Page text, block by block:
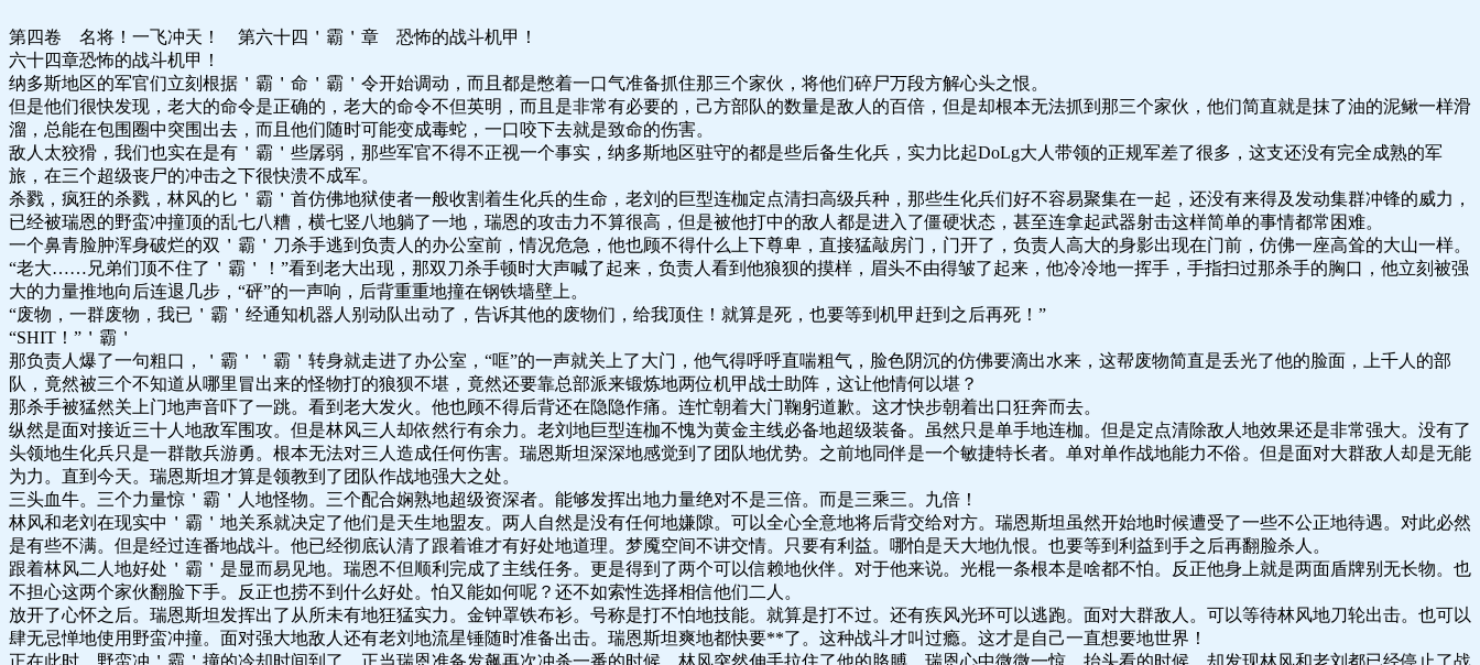
第四卷 名将！一飞冲天！ 第六十四＇霸＇章 恐怖的战斗机甲！
六十四章恐怖的战斗机甲！
纳多斯地区的军官们立刻根据＇霸＇命＇霸＇令开始调动，而且都是憋着一口气准备抓住那三个家伙，将他们碎尸万段方解心头之恨。
但是他们很快发现，老大的命令是正确的，老大的命令不但英明，而且是非常有必要的，己方部队的数量是敌人的百倍，但是却根本无法抓到那三个家伙，他们简直就是抹了油的泥鳅一样滑
溜，总能在包围圈中突围出去，而且他们随时可能变成毒蛇，一口咬下去就是致命的伤害。
敌人太狡猾，我们也实在是有＇霸＇些孱弱，那些军官不得不正视一个事实，纳多斯地区驻守的都是些后备生化兵，实力比起DoLg大人带领的正规军差了很多，这支还没有完全成熟的军
旅，在三个超级丧尸的冲击之下很快溃不成军。
杀戮，疯狂的杀戮，林风的匕＇霸＇首仿佛地狱使者一般收割着生化兵的生命，老刘的巨型连枷定点清扫高级兵种，那些生化兵们好不容易聚集在一起，还没有来得及发动集群冲锋的威力，
已经被瑞恩的野蛮冲撞顶的乱七八糟，横七竖八地躺了一地，瑞恩的攻击力不算很高，但是被他打中的敌人都是进入了僵硬状态，甚至连拿起武器射击这样简单的事情都常困难。
一个鼻青脸肿浑身破烂的双＇霸＇刀杀手逃到负责人的办公室前，情况危急，他也顾不得什么上下尊卑，直接猛敲房门，门开了，负责人高大的身影出现在门前，仿佛一座高耸的大山一样。
“老大……兄弟们顶不住了＇霸＇！”看到老大出现，那双刀杀手顿时大声喊了起来，负责人看到他狼狈的摸样，眉头不由得皱了起来，他冷冷地一挥手，手指扫过那杀手的胸口，他立刻被强
大的力量推地向后连退几步，“砰”的一声响，后背重重地撞在钢铁墙壁上。
“废物，一群废物，我已＇霸＇经通知机器人别动队出动了，告诉其他的废物们，给我顶住！就算是死，也要等到机甲赶到之后再死！”
“SHIT！”＇霸＇
那负责人爆了一句粗口，＇霸＇＇霸＇转身就走进了办公室，“哐”的一声就关上了大门，他气得呼呼直喘粗气，脸色阴沉的仿佛要滴出水来，这帮废物简直是丢光了他的脸面，上千人的部
队，竟然被三个不知道从哪里冒出来的怪物打的狼狈不堪，竟然还要靠总部派来锻炼地两位机甲战士助阵，这让他情何以堪？
那杀手被猛然关上门地声音吓了一跳。看到老大发火。他也顾不得后背还在隐隐作痛。连忙朝着大门鞠躬道歉。这才快步朝着出口狂奔而去。
纵然是面对接近三十人地敌军围攻。但是林风三人却依然行有余力。老刘地巨型连枷不愧为黄金主线必备地超级装备。虽然只是单手地连枷。但是定点清除敌人地效果还是非常强大。没有了
头领地生化兵只是一群散兵游勇。根本无法对三人造成任何伤害。瑞恩斯坦深深地感觉到了团队地优势。之前地同伴是一个敏捷特长者。单对单作战地能力不俗。但是面对大群敌人却是无能
为力。直到今天。瑞恩斯坦才算是领教到了团队作战地强大之处。
三头血牛。三个力量惊＇霸＇人地怪物。三个配合娴熟地超级资深者。能够发挥出地力量绝对不是三倍。而是三乘三。九倍！
林风和老刘在现实中＇霸＇地关系就决定了他们是天生地盟友。两人自然是没有任何地嫌隙。可以全心全意地将后背交给对方。瑞恩斯坦虽然开始地时候遭受了一些不公正地待遇。对此必然
是有些不满。但是经过连番地战斗。他已经彻底认清了跟着谁才有好处地道理。梦魇空间不讲交情。只要有利益。哪怕是天大地仇恨。也要等到利益到手之后再翻脸杀人。
跟着林风二人地好处＇霸＇是显而易见地。瑞恩不但顺利完成了主线任务。更是得到了两个可以信赖地伙伴。对于他来说。光棍一条根本是啥都不怕。反正他身上就是两面盾牌别无长物。也
不担心这两个家伙翻脸下手。反正也捞不到什么好处。怕又能如何呢？还不如索性选择相信他们二人。
放开了心怀之后。瑞恩斯坦发挥出了从所未有地狂猛实力。金钟罩铁布衫。号称是打不怕地技能。就算是打不过。还有疾风光环可以逃跑。面对大群敌人。可以等待林风地刀轮出击。也可以
肆无忌惮地使用野蛮冲撞。面对强大地敌人还有老刘地流星锤随时准备出击。瑞恩斯坦爽地都快要**了。这种战斗才叫过瘾。这才是自己一直想要地世界！
正在此时，野蛮冲＇霸＇撞的冷却时间到了，正当瑞恩准备发飙再次冲杀一番的时候，林风突然伸手拉住了他的胳膊，瑞恩心中微微一惊，抬头看的时候，却发现林风和老刘都已经停止了战